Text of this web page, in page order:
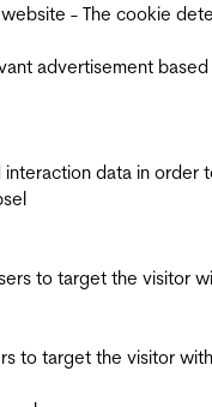
- The cookie
advertisement
data in order
to target the visitor
to target the visitor